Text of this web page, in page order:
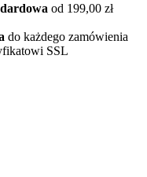
od 199,00 zł
do każdego zamówienia
SSL